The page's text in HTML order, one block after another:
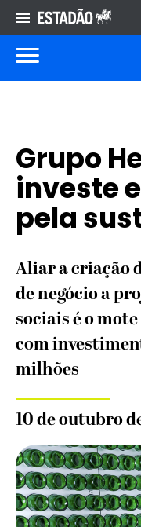
Grupo
investe
pela
Aliar a criação
de negócio a
sociais é o
com
milhões
10 de outubro